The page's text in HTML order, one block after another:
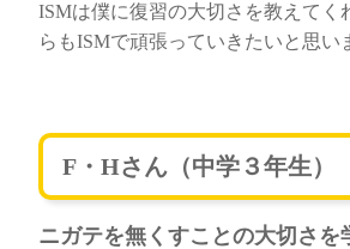
ISMは僕に復習の大切さを教えてく
らもISMで頑張っていきたいと思い
F・Hさん（中学３年生）
ニガテを無くすことの大切さを